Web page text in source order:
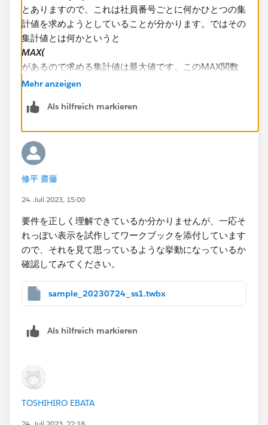
全体に対するフィルターのかけ方が分からずご協力をお
願いしたく思います。
VIZのシートは在籍系_選択日付末在籍となります。
何卒よろしくお願い申し上げます。
とありますので、これは社員番号ごとに何かひとつの集
計値を求めようとしていることが分かります。ではその
集計値とは何かというと
MAX(
があるので求める集計値は最大値です。このMAX関数
の中は
選択日付] THEN [Start Date] END
大値を取ることを意味します。集計対象になるデータは
[Start Date] なので最大の日付、つまり在籍情報のなか
で最も新しい日付を取ろうとしています。
IF文の条件を見ると、パラメータの選択日付が [Start
なっています。概念的に書き換えると
[Start Date] < [p_選択日付] <= [End Date]
となり、そのレコードが持つ期間の範囲内であるという
条件です。これはパラメータの選択日付時点で有効な在
籍情報であるという判定になります。
点で有効な在籍情報のうち、最も新しい [Start Date]
を [Employee Number] ごとに特定する
ルでつなげている判定式なので、パラメータ日付時点で
有効な最新のレコードであればTrue、そうでなければ
Mehr anzeigen
Als hilfreich markieren
修平 齋藤
24. Juli 2023, 15:00
要件を正しく理解できているか分かりませんが、一応そ
れっぽい表示を試作してワークブックを添付しています
ので、それを見て思っているような挙動になっているか
確認してみてください。
sample_20230724_ss1.twbx
Als hilfreich markieren
TOSHIHIRO EBATA